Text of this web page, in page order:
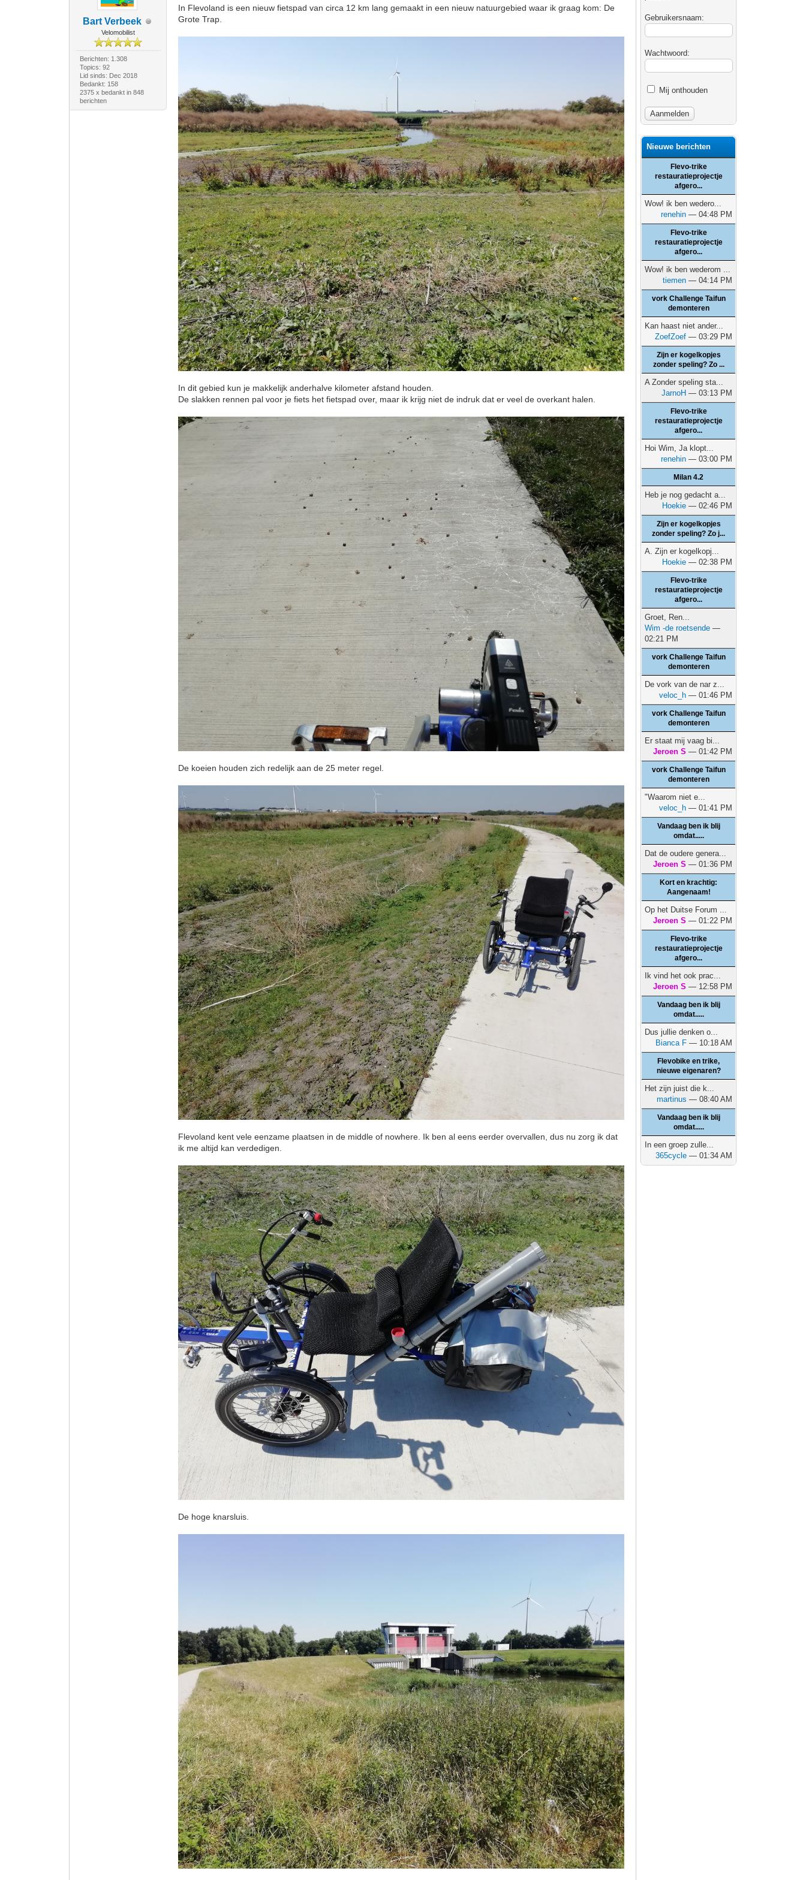
Bart Verbeek
Velomobilist
Berichten: 1.308
Topics: 92
Lid sinds: Dec 2018
Bedankt: 158
2375 x bedankt in 848
berichten
In Flevoland is een nieuw fietspad van circa 12 km lang gemaakt in een nieuw natuurgebied waar ik graag kom: De
Grote Trap.
In dit gebied kun je makkelijk anderhalve kilometer afstand houden.
De slakken rennen pal voor je fiets het fietspad over, maar ik krijg niet de indruk dat er veel de overkant halen.
De koeien houden zich redelijk aan de 25 meter regel.
Flevoland kent vele eenzame plaatsen in de middle of nowhere. Ik ben al eens eerder overvallen, dus nu zorg ik dat
ik me altijd kan verdedigen.
De hoge knarsluis.
Gebruikersnaam:
Wachtwoord:
Mij onthouden
Nieuwe berichten
Flevo-trike
restauratieprojectje
afgero...
Wow! ik ben wedero...
renehin — 04:48 PM
Flevo-trike
restauratieprojectje
afgero...
Wow! ik ben wederom ...
tiemen — 04:14 PM
vork Challenge Taifun
demonteren
Kan haast niet ander...
ZoefZoef — 03:29 PM
Zijn er kogelkopjes
zonder speling? Zo ...
A Zonder speling sta...
JarnoH — 03:13 PM
Flevo-trike
restauratieprojectje
afgero...
Hoi Wim, Ja klopt...
renehin — 03:00 PM
Milan 4.2
Heb je nog gedacht a...
Hoekie — 02:46 PM
Zijn er kogelkopjes
zonder speling? Zo j...
A. Zijn er kogelkopj...
Hoekie — 02:38 PM
Flevo-trike
restauratieprojectje
afgero...
Groet, Ren...
Wim -de roetsende —
02:21 PM
vork Challenge Taifun
demonteren
De vork van de nar z...
veloc_h — 01:46 PM
vork Challenge Taifun
demonteren
Er staat mij vaag bi...
Jeroen S — 01:42 PM
vork Challenge Taifun
demonteren
"Waarom niet e...
veloc_h — 01:41 PM
Vandaag ben ik blij
omdat.....
Dat de oudere genera...
Jeroen S — 01:36 PM
Kort en krachtig:
Aangenaam!
Op het Duitse Forum ...
Jeroen S — 01:22 PM
Flevo-trike
restauratieprojectje
afgero...
Ik vind het ook prac...
Jeroen S — 12:58 PM
Vandaag ben ik blij
omdat.....
Dus jullie denken o...
Bianca F — 10:18 AM
Flevobike en trike,
nieuwe eigenaren?
Het zijn juist die k...
martinus — 08:40 AM
Vandaag ben ik blij
omdat.....
In een groep zulle...
365cycle — 01:34 AM